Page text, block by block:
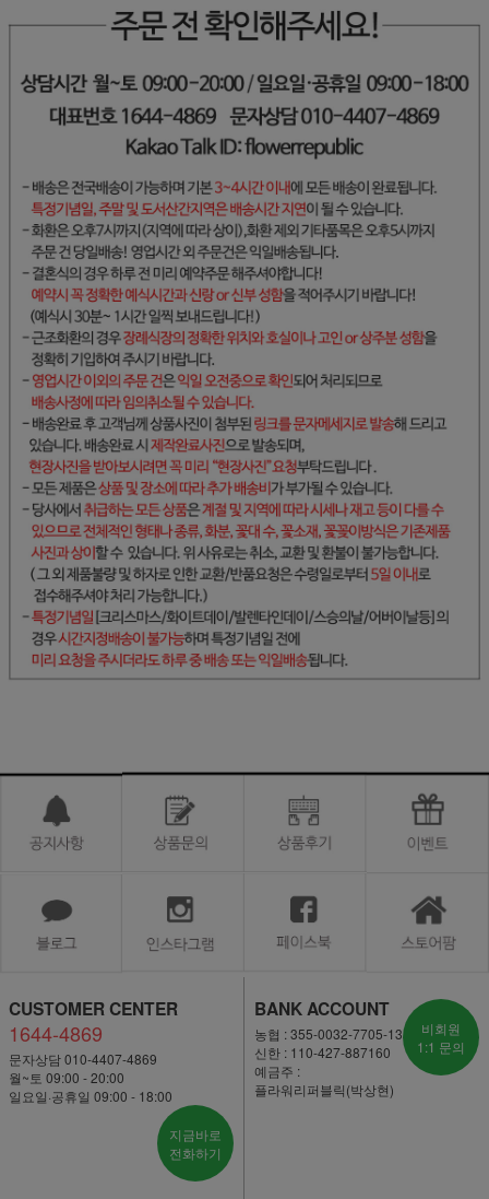
CUSTOMER CENTER
1644-4869
문자상담 010-4407-4869
월~토 09:00 - 20:00
일요일·공휴일 09:00 - 18:00
지금바로
전화하기
BANK ACCOUNT
농협 : 355-0032-7705-13
신한 : 110-427-887160
예금주 :
플라워리퍼블릭(박상현)
비회원
1:1 문의